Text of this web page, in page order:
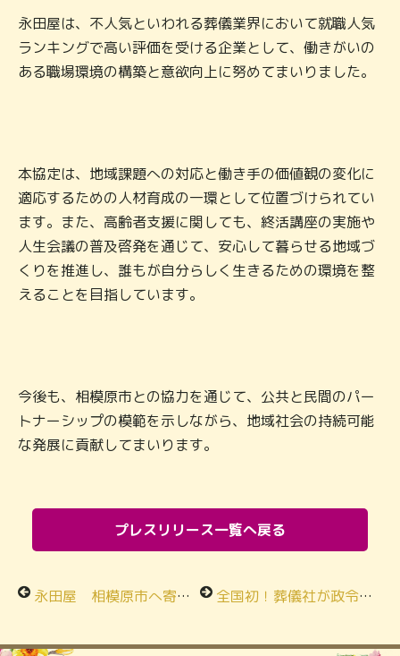
永田屋は、不人気といわれる葬儀業界において就職人気
ランキングで高い評価を受ける企業として、働きがいの
ある職場環境の構築と意欲向上に努めてまいりました。
本協定は、地域課題への対応と働き手の価値観の変化に
適応するための人材育成の一環として位置づけられてい
ます。また、高齢者支援に関しても、終活講座の実施や
人生会議の普及啓発を通じて、安心して暮らせる地域づ
くりを推進し、誰もが自分らしく生きるための環境を整
えることを目指しています。
今後も、相模原市との協力を通じて、公共と民間のパー
トナーシップの模範を示しながら、地域社会の持続可能
な発展に貢献してまいります。
プレスリリース一覧へ戻る
永田屋 相模原市へ寄付活動のご報告 全国初！葬儀社が政令市職員向けに研修 相模原市×創業100年葬儀社 永田屋